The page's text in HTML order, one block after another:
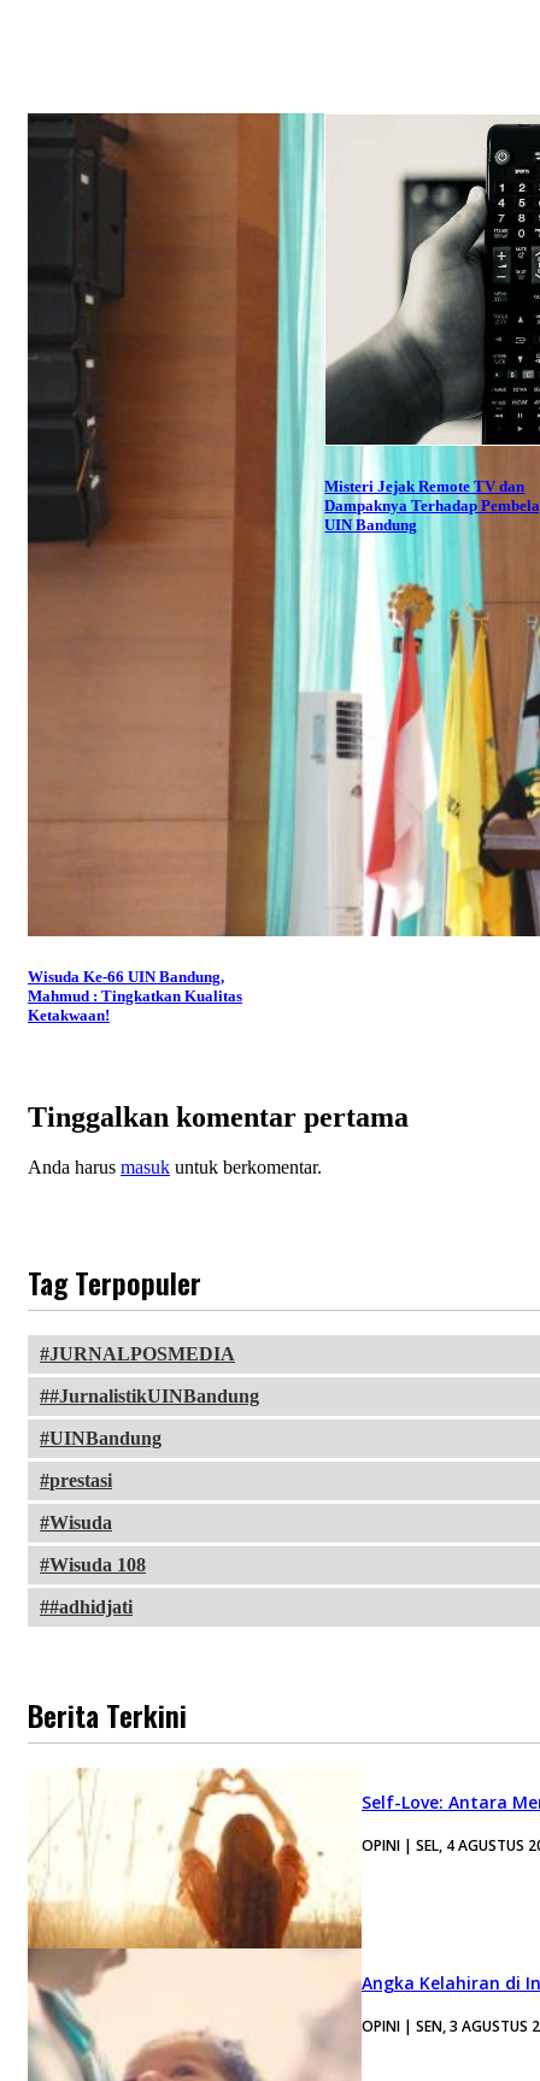
Wisuda Ke-66 UIN Bandung,
Mahmud : Tingkatkan Kualitas
Ketakwaan!
Misteri Jejak Remote TV dan
Dampaknya Terhadap
UIN Bandung
Tinggalkan komentar pertama
Anda harus masuk untuk berkomentar.
Tag Terpopuler
JURNALPOSMEDIA
#JurnalistikUINBandung
UINBandung
prestasi
Wisuda
Wisuda 108
#adhidjati
Berita Terkini
Self-Love: Antara
OPINI | SEL, 4 AGUSTUS
Angka Kelahiran di
OPINI | SEN, 3 AGUSTUS